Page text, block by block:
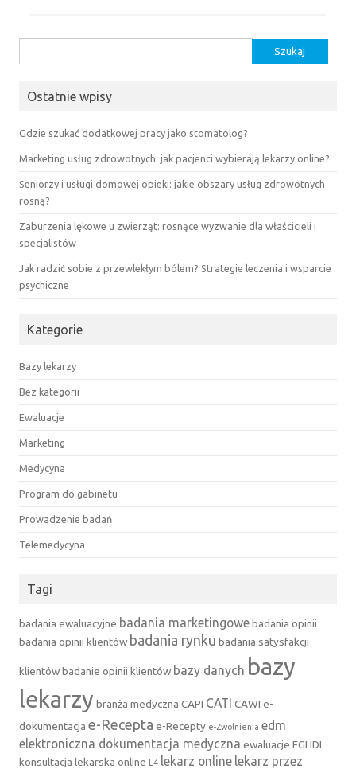
Ostatnie wpisy
Gdzie szukać dodatkowej pracy jako stomatolog?
Marketing usług zdrowotnych: jak pacjenci wybierają lekarzy online?
Seniorzy i usługi domowej opieki: jakie obszary usług zdrowotnych
rosną?
Zaburzenia lękowe u zwierząt: rosnące wyzwanie dla właścicieli i
specjalistów
Jak radzić sobie z przewlekłym bólem? Strategie leczenia i wsparcie
psychiczne
Kategorie
Bazy lekarzy
Bez kategorii
Ewaluacje
Marketing
Medycyna
Program do gabinetu
Prowadzenie badań
Telemedycyna
Tagi
badania ewaluacyjne badania marketingowebadania opinii
badania opinii klientów badania rynku badania satysfakcji
klientówbadanie opinii klientów bazy danych bazy
lekarzy branża medyczna CAPI CATI CAWI e-
dokumentacja e-Recepta e-Recepty e-Zwolnienia edm
elektroniczna dokumentacja medyczna ewaluacje FGI IDI
konsultacja lekarska online L4 lekarz online lekarz przez